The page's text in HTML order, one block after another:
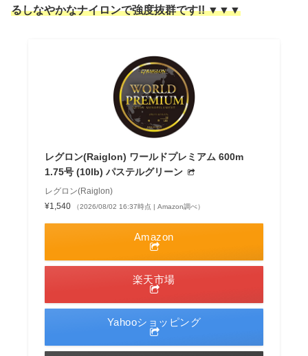
るしなやかなナイロンで強度抜群です!!▼▼▼
レグロン(Raiglon) ワールドプレミアム 600m
1.75号 (10lb) パステルグリーン
レグロン(Raiglon)
¥1,540
（2026/08/02 16:37時点 | Amazon調べ）
Amazon
楽天市場
Yahooショッピング